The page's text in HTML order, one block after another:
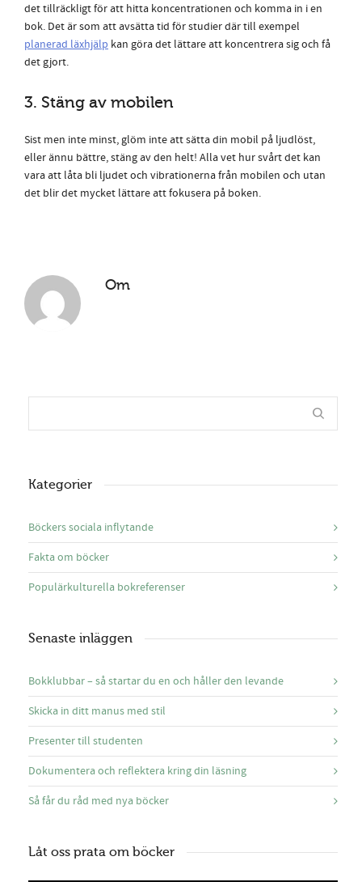
det tillräckligt för att hitta koncentrationen och komma in i en
bok. Det är som att avsätta tid för studier där till exempel
planerad läxhjälp kan göra det lättare att koncentrera sig och få
det gjort.
3. Stäng av mobilen
Sist men inte minst, glöm inte att sätta din mobil på ljudlöst,
eller ännu bättre, stäng av den helt! Alla vet hur svårt det kan
vara att låta bli ljudet och vibrationerna från mobilen och utan
det blir det mycket lättare att fokusera på boken.
Om
Kategorier
Böckers sociala inflytande
Fakta om böcker
Populärkulturella bokreferenser
Senaste inläggen
Bokklubbar – så startar du en och håller den levande
Skicka in ditt manus med stil
Presenter till studenten
Dokumentera och reflektera kring din läsning
Så får du råd med nya böcker
Låt oss prata om böcker